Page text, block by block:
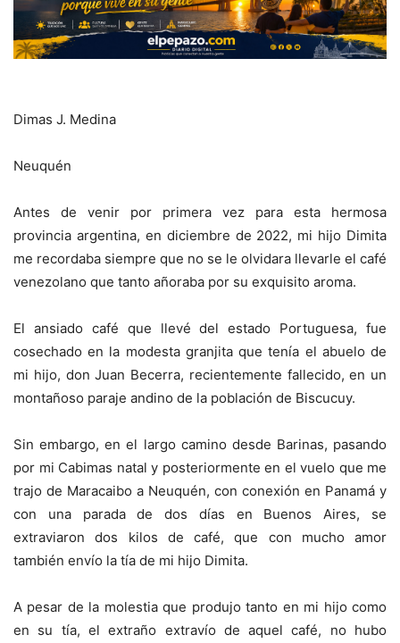
Dimas J. Medina
Neuquén
Antes de venir por primera vez para esta hermosa
provincia argentina, en diciembre de 2022, mi hijo Dimita
me recordaba siempre que no se le olvidara llevarle el café
venezolano que tanto añoraba por su exquisito aroma.
El ansiado café que llevé del estado Portuguesa, fue
cosechado en la modesta granjita que tenía el abuelo de
mi hijo, don Juan Becerra, recientemente fallecido, en un
montañoso paraje andino de la población de Biscucuy.
Sin embargo, en el largo camino desde Barinas, pasando
por mi Cabimas natal y posteriormente en el vuelo que me
trajo de Maracaibo a Neuquén, con conexión en Panamá y
con una parada de dos días en Buenos Aires, se
extraviaron dos kilos de café, que con mucho amor
también envío la tía de mi hijo Dimita.
A pesar de la molestia que produjo tanto en mi hijo como
en su tía, el extraño extravío de aquel café, no hubo